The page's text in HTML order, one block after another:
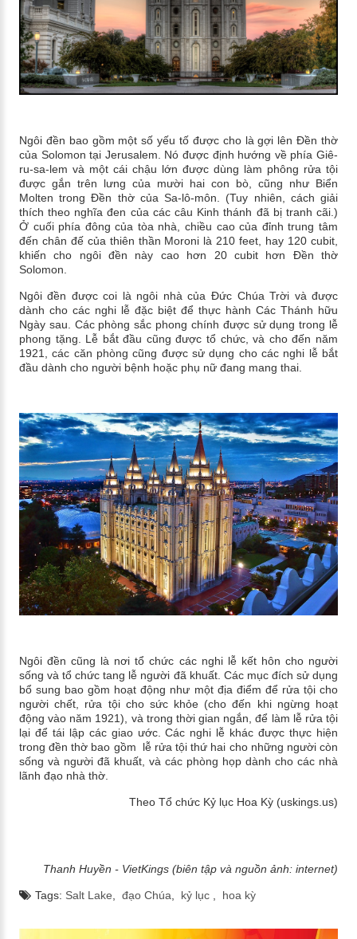
Ngôi đền bao gồm một số yếu tố được cho là gợi lên Đền thờ
của Solomon tại Jerusalem. Nó được định hướng về phía Giê-
ru-sa-lem và một cái chậu lớn được dùng làm phông rửa tội
được gắn trên lưng của mười hai con bò, cũng như Biển
Molten trong Đền thờ của Sa-lô-môn. (Tuy nhiên, cách giải
thích theo nghĩa đen của các câu Kinh thánh đã bị tranh cãi.)
Ở cuối phía đông của tòa nhà, chiều cao của đỉnh trung tâm
đến chân đế của thiên thần Moroni là 210 feet, hay 120 cubit,
khiến cho ngôi đền này cao hơn 20 cubit hơn Đền thờ
Solomon.
Ngôi đền được coi là ngôi nhà của Đức Chúa Trời và được
dành cho các nghi lễ đặc biệt để thực hành Các Thánh hữu
Ngày sau. Các phòng sắc phong chính được sử dụng trong lễ
phong tặng. Lễ bắt đầu cũng được tổ chức, và cho đến năm
1921, các căn phòng cũng được sử dụng cho các nghi lễ bắt
đầu dành cho người bệnh hoặc phụ nữ đang mang thai.
Ngôi đền cũng là nơi tổ chức các nghi lễ kết hôn cho người
sống và tổ chức tang lễ người đã khuất. Các mục đích sử dụng
bổ sung bao gồm hoạt động như một địa điểm để rửa tội cho
người chết, rửa tội cho sức khỏe (cho đến khi ngừng hoạt
động vào năm 1921), và trong thời gian ngắn, để làm lễ rửa tội
lại để tái lập các giao ước. Các nghi lễ khác được thực hiện
trong đền thờ bao gồm lễ rửa tội thứ hai cho những người còn
sống và người đã khuất, và các phòng họp dành cho các nhà
lãnh đạo nhà thờ.
Theo Tổ chức Kỷ lục Hoa Kỳ (uskings.us)
Thanh Huyền - VietKings (biên tập và nguồn ảnh: internet)
Tags: Salt Lake đạo Chúa kỷ lục hoa kỳ